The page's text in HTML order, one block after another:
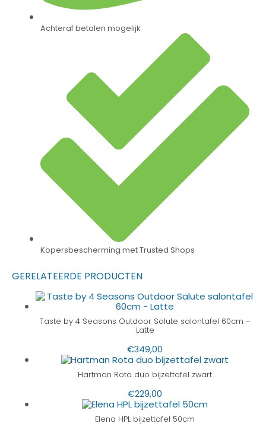
Achteraf betalen mogelijk
Kopersbescherming met Trusted Shops
GERELATEERDE PRODUCTEN
Taste by 4 Seasons Outdoor Salute salontafel 60cm –
Latte
€349,00
Hartman Rota duo bijzettafel zwart
€229,00
Elena HPL bijzettafel 50cm